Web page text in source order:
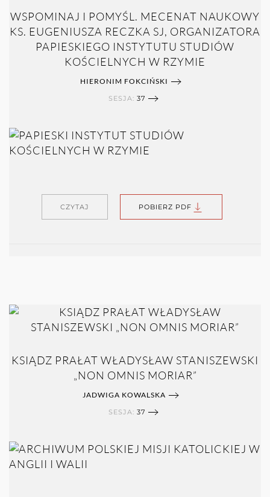
WSPOMINAJ I POMYŚL. MECENAT NAUKOWY
KS. EUGENIUSZA RECZKA SJ, ORGANIZATORA
PAPIESKIEGO INSTYTUTU STUDIÓW
KOŚCIELNYCH W RZYMIE
HIERONIM FOKCIŃSKI
SESJA: 37
CZYTAJ POBIERZ PDF
KSIĄDZ PRAŁAT WŁADYSŁAW STANISZEWSKI
„NON OMNIS MORIAR”
JADWIGA KOWALSKA
SESJA: 37